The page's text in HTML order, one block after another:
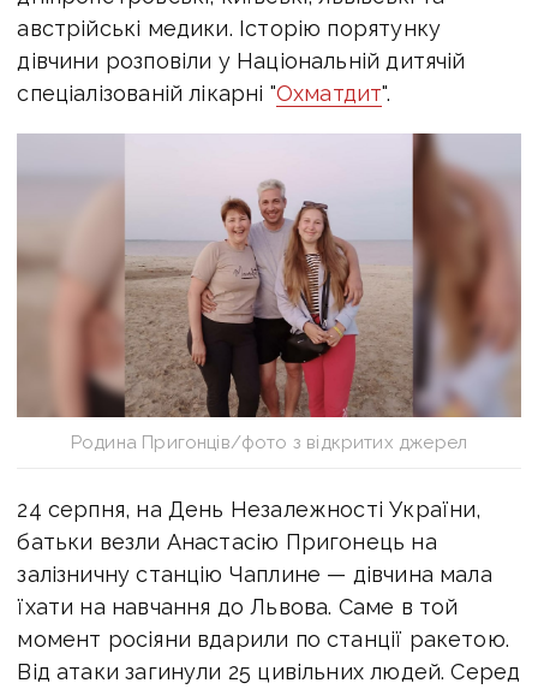
австрійські медики. Історію порятунку
дівчини розповіли у Національній дитячій
спеціалізованій лікарні "Охматдит".
Родина Пригонців/фото з відкритих джерел
24 серпня, на День Незалежності України,
батьки везли Анастасію Пригонець на
залізничну станцію Чаплине — дівчина мала
їхати на навчання до Львова. Саме в той
момент росіяни вдарили по станції ракетою.
Від атаки загинули 25 цивільних людей. Серед